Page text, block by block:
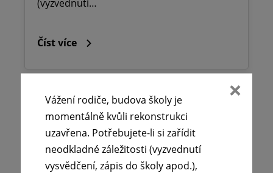
(vyzvednutí…
Číst více
Vážení rodiče, budova školy je
momentálně kvůli rekonstrukci
uzavřena. Potřebujete-li si zařídit
neodkladné záležitosti (vyzvednutí
vysvědčení, zápis do školy apod.),